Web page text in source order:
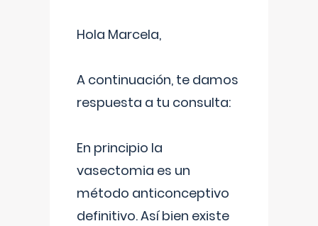
Hola Marcela,
A continuación, te damos
respuesta a tu consulta:
En principio la
vasectomia es un
método anticonceptivo
definitivo. Así bien existe